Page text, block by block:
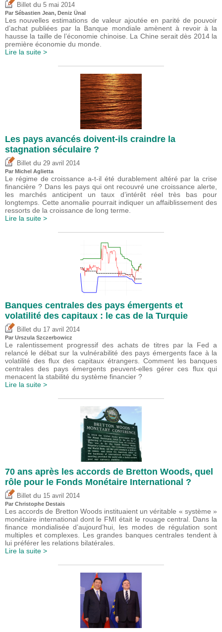
Billet du 5 mai 2014
Par Sébastien Jean, Deniz Ünal
Les nouvelles estimations de valeur ajoutée en parité de pouvoir
d’achat publiées par la Banque mondiale amènent à revoir à la
hausse la taille de l’économie chinoise. La Chine serait dès 2014 la
première économie du monde.
Lire la suite >
Les pays avancés doivent-ils craindre la
stagnation séculaire ?
Billet du 29 avril 2014
Par Michel Aglietta
Le régime de croissance a-t-il été durablement altéré par la crise
financière ? Dans les pays qui ont recouvré une croissance alerte,
les marchés anticipent un taux d’intérêt réel très bas pour
longtemps. Cette anomalie pourrait indiquer un affaiblissement des
ressorts de la croissance de long terme.
Lire la suite >
Banques centrales des pays émergents et
volatilité des capitaux : le cas de la Turquie
Billet du 17 avril 2014
Par Urszula Szczerbowicz
Le ralentissement progressif des achats de titres par la Fed a
relancé le débat sur la vulnérabilité des pays émergents face à la
volatilité des flux des capitaux étrangers. Comment les banques
centrales des pays émergents peuvent-elles gérer ces flux qui
menacent la stabilité du système financier ?
Lire la suite >
70 ans après les accords de Bretton Woods, quel
rôle pour le Fonds Monétaire International ?
Billet du 15 avril 2014
Par Christophe Destais
Les accords de Bretton Woods instituaient un véritable « système »
monétaire international dont le FMI était le rouage central. Dans la
finance mondialisée d’aujourd’hui, les modes de régulation sont
multiples et complexes. Les grandes banques centrales tendent à
lui préférer les relations bilatérales.
Lire la suite >